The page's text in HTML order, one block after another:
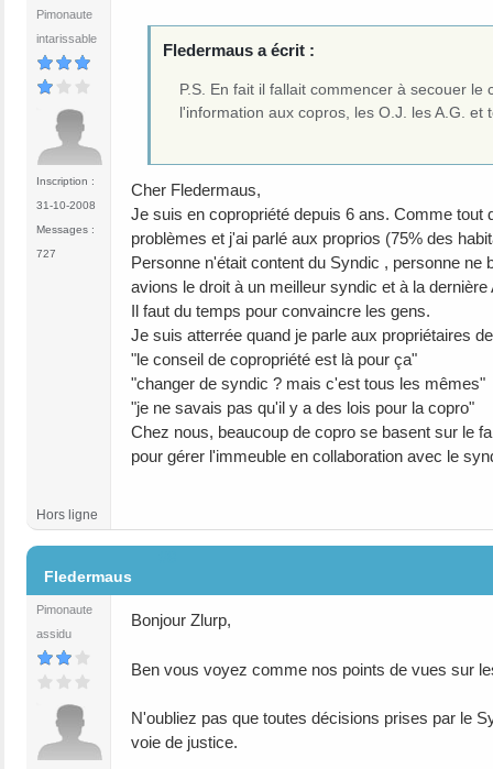
Pimonaute
intarissable
Inscription :
31-10-2008
Messages :
727
Fledermaus a écrit :
P.S. En fait il fallait commencer à secouer
l'information aux copros, les O.J. les A.G. et
Cher Fledermaus,
Je suis en copropriété depuis 6 ans. Comme
problèmes et j'ai parlé aux proprios (75% des
Personne n'était content du Syndic , personne
avions le droit à un meilleur syndic et à la
Il faut du temps pour convaincre les gens.
Je suis atterrée quand je parle aux propriétaires
"le conseil de copropriété est là pour ça"
"changer de syndic ? mais c'est tous les mêmes"
"je ne savais pas qu'il y a des lois pour la copro"
Chez nous, beaucoup de copro se basent sur le
pour gérer l'immeuble en collaboration avec le
Hors ligne
Fledermaus
Pimonaute
assidu
Bonjour Zlurp,
Ben vous voyez comme nos points de vues sur
N'oubliez pas que toutes décisions prises par le
voie de justice.